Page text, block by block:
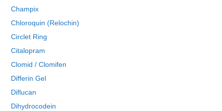
Champix
Chloroquin (Relochin)
Circlet Ring
Citalopram
Clomid / Clomifen
Differin Gel
Diflucan
Dihydrocodein